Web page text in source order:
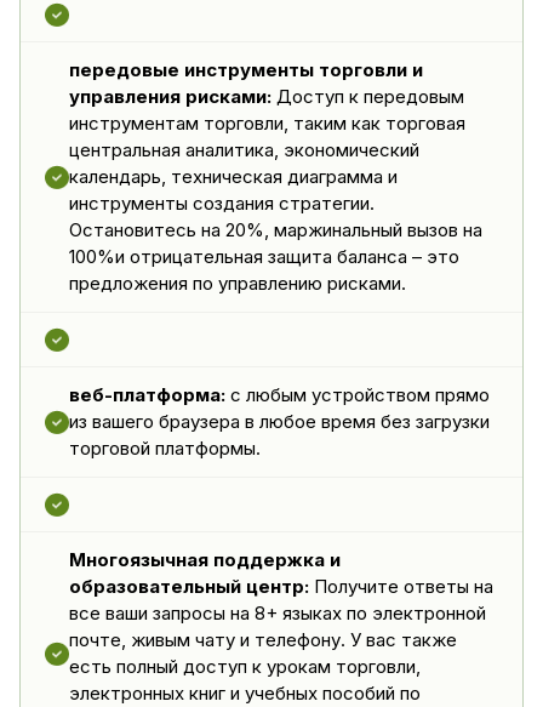
передовые инструменты торговли и
управления рисками: Доступ к передовым
инструментам торговли, таким как торговая
центральная аналитика, экономический
календарь, техническая диаграмма и
инструменты создания стратегии.
Остановитесь на 20%, маржинальный вызов на
100%и отрицательная защита баланса – это
предложения по управлению рисками.
веб-платформа: с любым устройством прямо
из вашего браузера в любое время без загрузки
торговой платформы.
Многоязычная поддержка и
образовательный центр: Получите ответы на
все ваши запросы на 8+ языках по электронной
почте, живым чату и телефону. У вас также
есть полный доступ к урокам торговли,
электронных книг и учебных пособий по